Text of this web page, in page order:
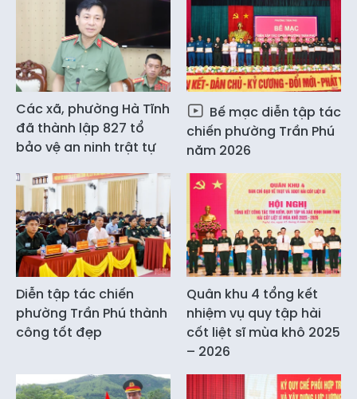
Các xã, phường Hà Tĩnh
đã thành lập 827 tổ
bảo vệ an ninh trật tự
Bế mạc diễn tập tác
chiến phường Trần Phú
năm 2026
Diễn tập tác chiến
phường Trần Phú thành
công tốt đẹp
Quân khu 4 tổng kết
nhiệm vụ quy tập hài
cốt liệt sĩ mùa khô 2025
– 2026